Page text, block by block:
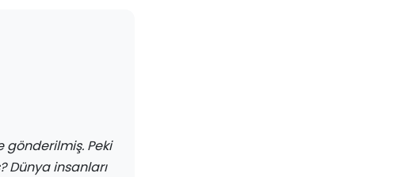
gönderilmiş. Peki
Dünya insanları